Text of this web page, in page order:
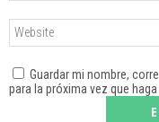
Guardar mi nombre,
para la próxima vez que